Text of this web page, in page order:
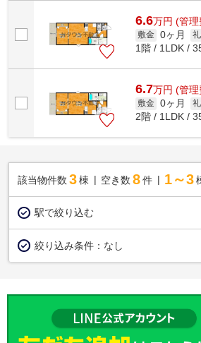
わせください。当社イチオシの物件の「...
6.6万円 (管理
敷金 0ヶ月
1階 / 1LDK /
6.7万円 (管理
敷金 0ヶ月
2階 / 1LDK /
該当物件数 3棟 空き数 8 件 1～3
駅で絞り込む
絞り込み条件： なし